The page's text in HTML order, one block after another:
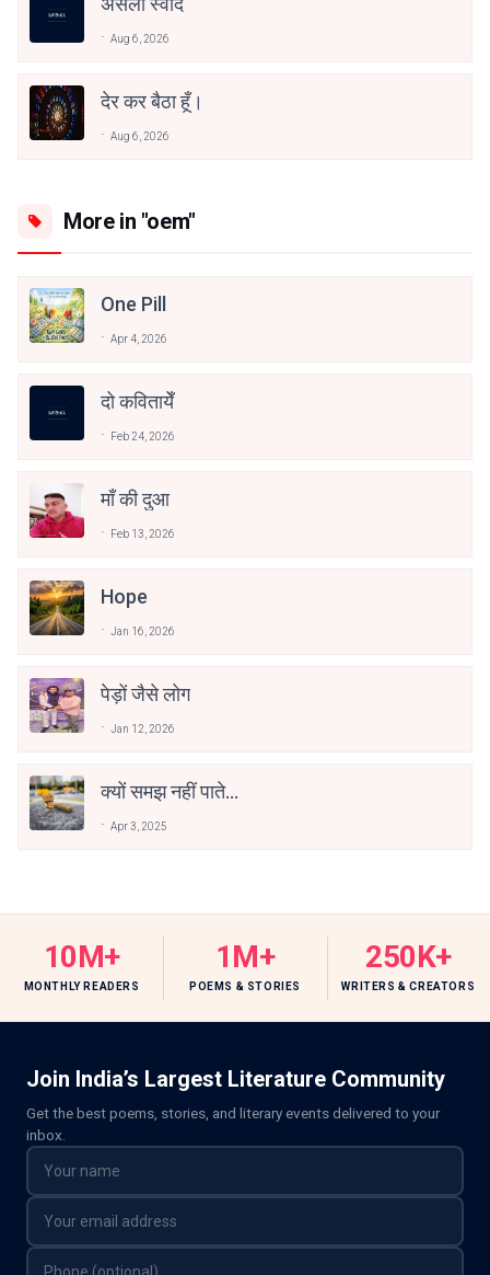
Aug 6, 2026
देर कर बैठा हूँ।
Aug 6, 2026
More in "oem"
One Pill
Apr 4, 2026
दो कवितायेँ
Feb 24, 2026
माँ की दुआ
Feb 13, 2026
Hope
Jan 16, 2026
पेड़ों जैसे लोग
Jan 12, 2026
क्यों समझ नहीं पाते...
Apr 3, 2025
10M+
MONTHLY READERS
1M+
POEMS & STORIES
250K+
WRITERS & CREATORS
Join India’s Largest Literature Community
Get the best poems, stories, and literary events delivered to your
inbox.